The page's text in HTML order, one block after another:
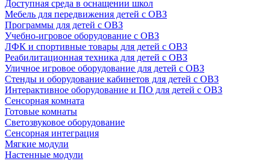
Доступная среда в оснащении школ
Мебель для передвижения детей с ОВЗ
Программы для детей с ОВЗ
Учебно-игровое оборудование с ОВЗ
ЛФК и спортивные товары для детей с ОВЗ
Реабилитационная техника для детей с ОВЗ
Уличное игровое оборудование для детей с ОВЗ
Стенды и оборудование кабинетов для детей с ОВЗ
Интерактивное оборудование и ПО для детей с ОВЗ
Сенсорная комната
Готовые комнаты
Светозвуковое оборудование
Сенсорная интеграция
Мягкие модули
Настенные модули